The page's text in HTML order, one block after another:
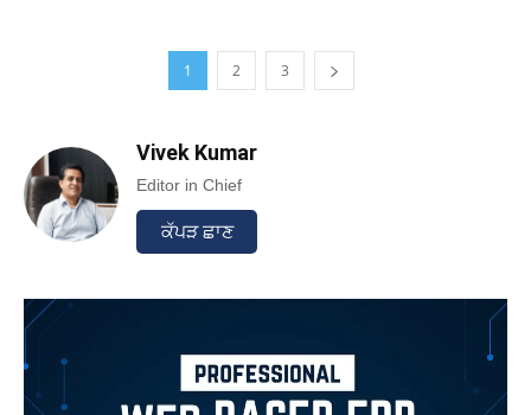
1 2 3
Vivek Kumar
Editor in Chief
ਕੱਪੜ ਛਾਣ